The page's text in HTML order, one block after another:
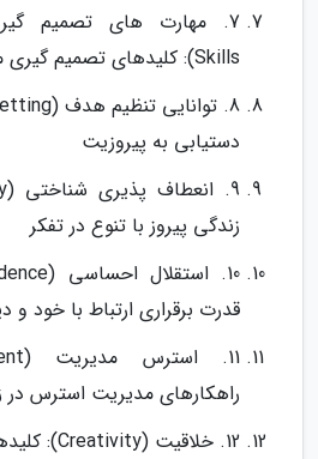
Skills): کلیدهای تصمیم گیری موثر
دستیابی به پیروزیت
زندگی پیروز با تنوع در تفکر
قدرت برقراری ارتباط با خود و
راهکارهای مدیریت استرس در
12. خلاقیت (Creativity): کلیدهای نوآوری و پیشرفت